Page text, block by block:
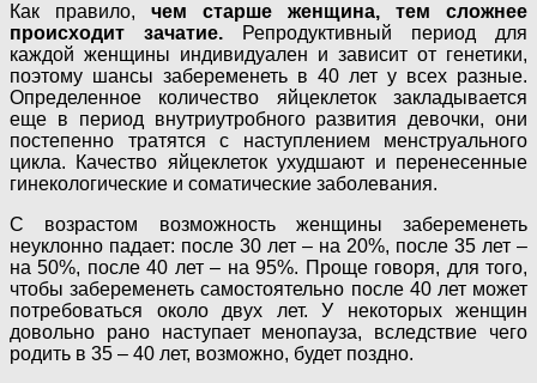
Как правило, чем старше женщина, тем сложнее
происходит зачатие. Репродуктивный период для
каждой женщины индивидуален и зависит от генетики,
поэтому шансы забеременеть в 40 лет у всех разные.
Определенное количество яйцеклеток закладывается
еще в период внутриутробного развития девочки, они
постепенно тратятся с наступлением менструального
цикла. Качество яйцеклеток ухудшают и перенесенные
гинекологические и соматические заболевания.
С возрастом возможность женщины забеременеть
неуклонно падает: после 30 лет – на 20%, после 35 лет –
на 50%, после 40 лет – на 95%. Проще говоря, для того,
чтобы забеременеть самостоятельно после 40 лет может
потребоваться около двух лет. У некоторых женщин
довольно рано наступает менопауза, вследствие чего
родить в 35 – 40 лет, возможно, будет поздно.